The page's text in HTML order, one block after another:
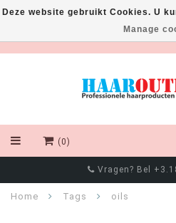
(0)
Vragen? Bel
Home Tags oils
Deze website gebruikt Cookies. U
Manage